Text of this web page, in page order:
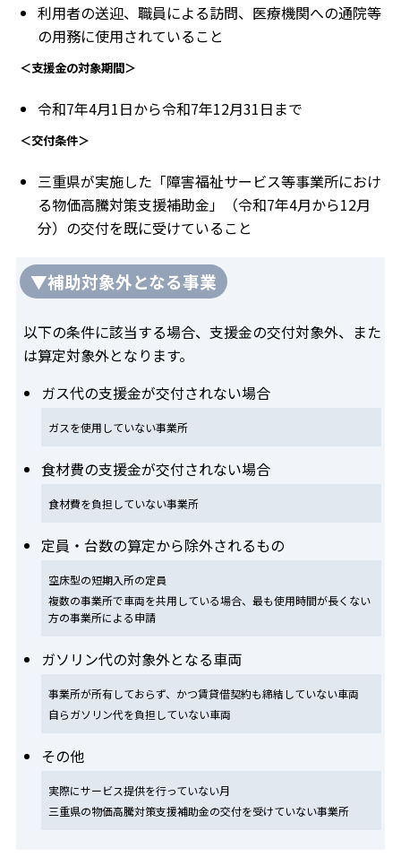
利用者の送迎、職員による訪問、医療機関への通院等
の用務に使用されていること
＜支援金の対象期間＞
令和7年4月1日から令和7年12月31日まで
＜交付条件＞
三重県が実施した「障害福祉サービス等事業所におけ
る物価高騰対策支援補助金」（令和7年4月から12月
分）の交付を既に受けていること
▼補助対象外となる事業
以下の条件に該当する場合、支援金の交付対象外、また
は算定対象外となります。
ガス代の支援金が交付されない場合
ガスを使用していない事業所
食材費の支援金が交付されない場合
食材費を負担していない事業所
定員・台数の算定から除外されるもの
空床型の短期入所の定員
複数の事業所で車両を共用している場合、最も使用時間が長くない
方の事業所による申請
ガソリン代の対象外となる車両
事業所が所有しておらず、かつ賃貸借契約も締結していない車両
自らガソリン代を負担していない車両
その他
実際にサービス提供を行っていない月
三重県の物価高騰対策支援補助金の交付を受けていない事業所